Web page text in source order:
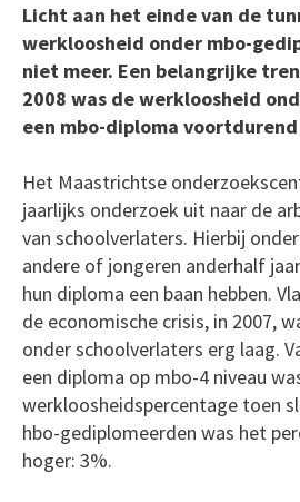
Licht aan het einde van de
werkloosheid onder mbo-
niet meer. Een belangrijke
2008 was de werkloosheid
een mbo-diploma
Het Maastrichtse
jaarlijks onderzoek uit naar de
van schoolverlaters. Hierbij
andere of jongeren anderhalf
hun diploma een baan hebben.
de economische crisis, in 2007,
onder schoolverlaters erg laag.
een diploma op mbo-4 niveau
werkloosheidspercentage toen
hbo-gediplomeerden was het
hoger: 3%.